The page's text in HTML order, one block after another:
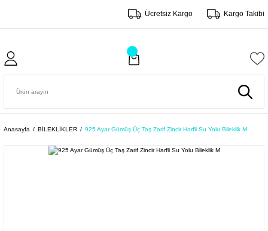
Ücretsiz Kargo Kargo Takibi
Anasayfa BİLEKLİKLER 925 Ayar Gümüş Üç Taş Zarif Zincir Harfli Su Yolu Bileklik M